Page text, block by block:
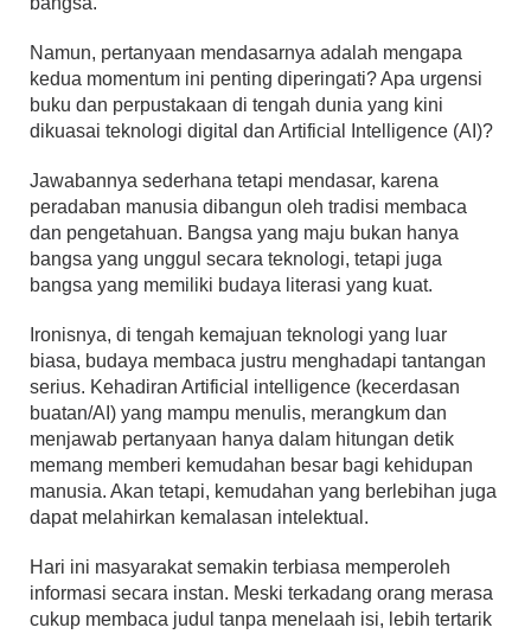
Namun, pertanyaan mendasarnya adalah mengapa
kedua momentum ini penting diperingati? Apa urgensi
buku dan perpustakaan di tengah dunia yang kini
dikuasai teknologi digital dan Artificial Intelligence (AI)?
Jawabannya sederhana tetapi mendasar, karena
peradaban manusia dibangun oleh tradisi membaca
dan pengetahuan. Bangsa yang maju bukan hanya
bangsa yang unggul secara teknologi, tetapi juga
bangsa yang memiliki budaya literasi yang kuat.
Ironisnya, di tengah kemajuan teknologi yang luar
biasa, budaya membaca justru menghadapi tantangan
serius. Kehadiran Artificial intelligence (kecerdasan
buatan/AI) yang mampu menulis, merangkum dan
menjawab pertanyaan hanya dalam hitungan detik
memang memberi kemudahan besar bagi kehidupan
manusia. Akan tetapi, kemudahan yang berlebihan juga
dapat melahirkan kemalasan intelektual.
Hari ini masyarakat semakin terbiasa memperoleh
informasi secara instan. Meski terkadang orang merasa
cukup membaca judul tanpa menelaah isi, lebih tertarik